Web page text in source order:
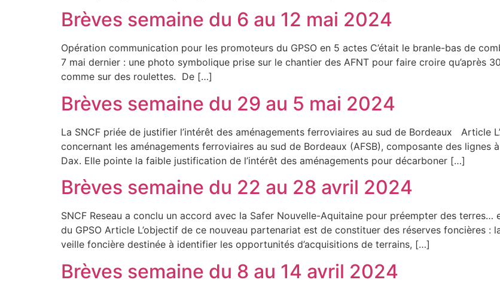
Brèves semaine du 6 au 12 mai 2024
Opération communication pour les promoteurs du GPSO en 5 actes C’était le branle-bas de
7 mai dernier : une photo symbolique prise sur le chantier des AFNT pour faire croire qu’après
comme sur des roulettes. De […]
Brèves semaine du 29 au 5 mai 2024
La SNCF priée de justifier l’intérêt des aménagements ferroviaires au sud de Bordeaux Article
concernant les aménagements ferroviaires au sud de Bordeaux (AFSB), composante des lignes
Dax. Elle pointe la faible justification de l’intérêt des aménagements pour décarboner […]
Brèves semaine du 22 au 28 avril 2024
SNCF Reseau a conclu un accord avec la Safer Nouvelle-Aquitaine pour préempter des
du GPSO Article L’objectif de ce nouveau partenariat est de constituer des réserves foncières :
veille foncière destinée à identifier les opportunités d’acquisitions de terrains, […]
Brèves semaine du 8 au 14 avril 2024